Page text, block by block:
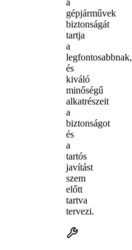
gépjárművek
biztonságát
tartja
a
legfontosabbnak,
és
kiváló
minőségű
alkatrészeit
a
biztonságot
és
a
tartós
javítást
szem
előtt
tartva
tervezi.